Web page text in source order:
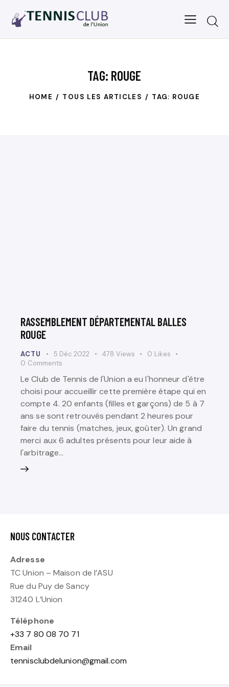
TAG: ROUGE
HOME TOUS LES ARTICLES TAG: ROUGE
RASSEMBLEMENT DÉPARTEMENTAL BALLES
ROUGE
ACTU 5 Déc 2022 478 Views 0 Likes
0 Comments
Le Club de Tennis de l'Union a eu l'honneur d'être
choisi pour accueillir cette première étape qui en
compte 4. 20 enfants (filles et garçons) de 5 à 7
ans se sont retrouvés pendant 2 heures pour
faire du tennis (matches, jeux, goûter). Un grand
merci aux 6 adultes présents pour leur aide à
l'arbitrage…
NOUS CONTACTER
Adresse
TC Union – Maison de l’ASU
Rue du Puy de Sancy
31240 L’Union
Téléphone
+33 7 80 08 70 71
Email
tennisclubdelunion@gmail.com